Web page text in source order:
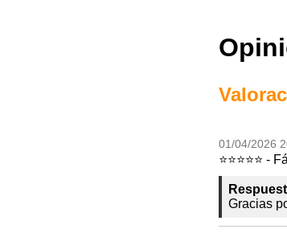
01/04/2026
⭐⭐⭐⭐⭐
Gracias